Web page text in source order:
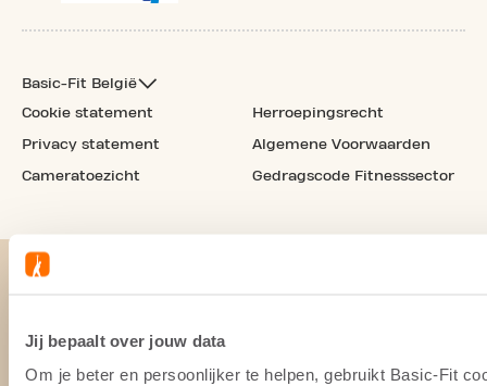
Jij bepaalt over jouw data
Om je beter en persoonlijker te helpen, gebruikt Basic-Fit
Basic-Fit België
Cookie statement
Privacy statement
Cameratoezicht
Herroepingsrecht
Algemene Voorwaarden
Gedragscode Fitnesssector